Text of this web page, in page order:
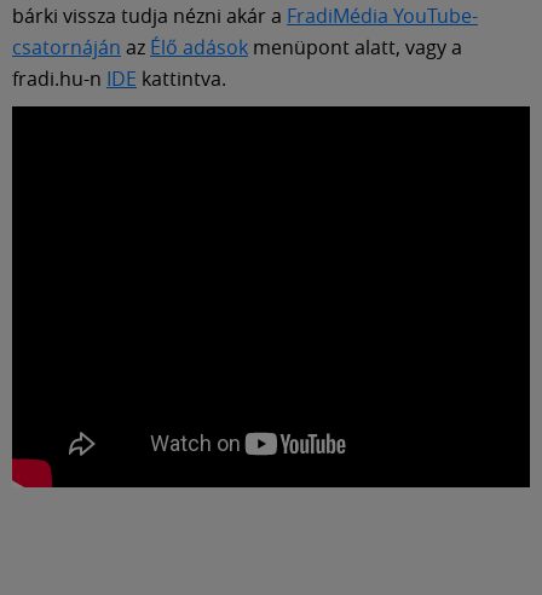
bárki vissza tudja nézni akár a FradiMédia YouTube-
csatornáján az Élő adások menüpont alatt, vagy a
fradi.hu-n IDE kattintva.